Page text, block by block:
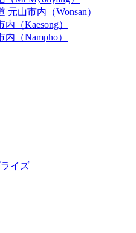
元山市内（Wonsan）
（Kaesong）
（Nampho）
イズ